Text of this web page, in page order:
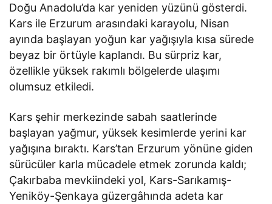
Doğu Anadolu’da kar yeniden yüzünü gösterdi.
Kars ile Erzurum arasındaki karayolu, Nisan
ayında başlayan yoğun kar yağışıyla kısa sürede
beyaz bir örtüyle kaplandı. Bu sürpriz kar,
özellikle yüksek rakımlı bölgelerde ulaşımı
olumsuz etkiledi.
Kars şehir merkezinde sabah saatlerinde
başlayan yağmur, yüksek kesimlerde yerini kar
yağışına bıraktı. Kars’tan Erzurum yönüne giden
sürücüler karla mücadele etmek zorunda kaldı;
Çakırbaba mevkiindeki yol, Kars-Sarıkamış-
Yeniköy-Şenkaya güzergâhında adeta kar